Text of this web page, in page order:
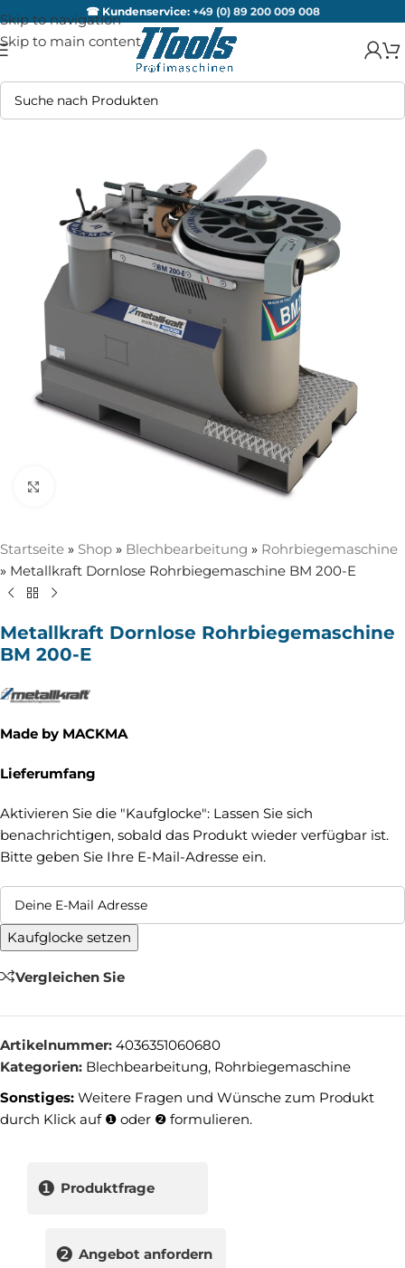
Skip to navigation
Skip to main content
☎ Kundenservice: +49 (0) 89 200 009 008
Startseite » Shop » Blechbearbeitung » Rohrbiegemaschine
» Metallkraft Dornlose Rohrbiegemaschine BM 200-E
Metallkraft Dornlose Rohrbiegemaschine
BM 200-E
Made by MACKMA
Lieferumfang
Aktivieren Sie die "Kaufglocke": Lassen Sie sich
benachrichtigen, sobald das Produkt wieder verfügbar ist.
Bitte geben Sie Ihre E-Mail-Adresse ein.
Kaufglocke setzen
Vergleichen Sie
Artikelnummer: 4036351060680
Kategorien: Blechbearbeitung, Rohrbiegemaschine
Sonstiges: Weitere Fragen und Wünsche zum Produkt
durch Klick auf ❶ oder ❷ formulieren.
❶ Produktfrage
❷ Angebot anfordern